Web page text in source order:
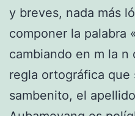
y breves, nada más
componer la palabra
cambiando en m la n
regla ortográfica que
sambenito, el